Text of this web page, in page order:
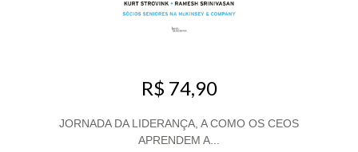
R$ 74,90
JORNADA DA LIDERANÇA, A COMO OS CEOS
APRENDEM A...